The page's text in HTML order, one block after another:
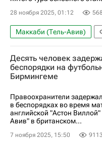
28 ноября 2025, 01:12 568
Маккаби (Тель-Авив)
Корантен Толиссо
Лига Европы УЕФА 2026-
Десять человек
беспорядки на
Бирмингеме
Правоохранители
в беспорядках во время
английской "Астон
Авив" в британском...
7 ноября 2025, 15:50 9113